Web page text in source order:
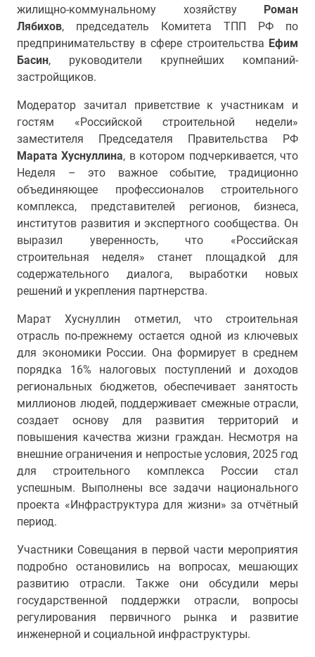
жилищно-коммунальному хозяйству Роман
Лябихов, председатель Комитета ТПП РФ по
предпринимательству в сфере строительства Ефим
Басин, руководители крупнейших компаний-
застройщиков.
Модератор зачитал приветствие к участникам и
гостям «Российской строительной недели»
заместителя Председателя Правительства РФ
Марата Хуснуллина, в котором подчеркивается, что
Неделя – это важное событие, традиционно
объединяющее профессионалов строительного
комплекса, представителей регионов, бизнеса,
институтов развития и экспертного сообщества. Он
выразил уверенность, что «Российская
строительная неделя» станет площадкой для
содержательного диалога, выработки новых
решений и укрепления партнерства.
Марат Хуснуллин отметил, что строительная
отрасль по-прежнему остается одной из ключевых
для экономики России. Она формирует в среднем
порядка 16% налоговых поступлений и доходов
региональных бюджетов, обеспечивает занятость
миллионов людей, поддерживает смежные отрасли,
создает основу для развития территорий и
повышения качества жизни граждан. Несмотря на
внешние ограничения и непростые условия, 2025 год
для строительного комплекса России стал
успешным. Выполнены все задачи национального
проекта «Инфраструктура для жизни» за отчётный
период.
Участники Совещания в первой части мероприятия
подробно остановились на вопросах, мешающих
развитию отрасли. Также они обсудили меры
государственной поддержки отрасли, вопросы
регулирования первичного рынка и развитие
инженерной и социальной инфраструктуры.